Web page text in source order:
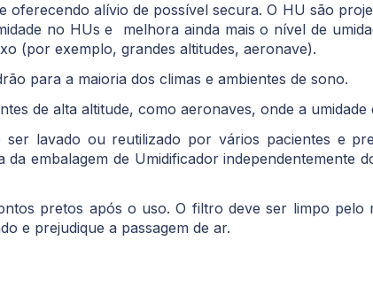
oferecendo alívio de possível secura. O HU são
no HUs e melhora ainda mais o nível de
(por exemplo, grandes altitudes, aeronave).
para a maioria dos climas e ambientes de sono.
de alta altitude, como aeronaves, onde a umidade
lavado ou reutilizado por vários pacientes e
embalagem de Umidificador independentemente
pretos após o uso. O filtro deve ser limpo pelo
e prejudique a passagem de ar.